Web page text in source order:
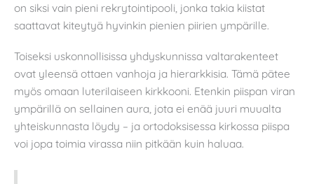
on siksi vain pieni rekrytointipooli, jonka takia kiistat
saattavat kiteytyä hyvinkin pienien piirien ympärille.
Toiseksi uskonnollisissa yhdyskunnissa valtarakenteet
ovat yleensä ottaen vanhoja ja hierarkkisia. Tämä pätee
myös omaan luterilaiseen kirkkooni. Etenkin piispan viran
ympärillä on sellainen aura, jota ei enää juuri muualta
yhteiskunnasta löydy – ja ortodoksisessa kirkossa piispa
voi jopa toimia virassa niin pitkään kuin haluaa.